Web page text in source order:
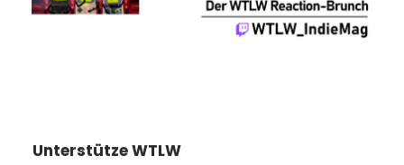
Unterstütze WTLW